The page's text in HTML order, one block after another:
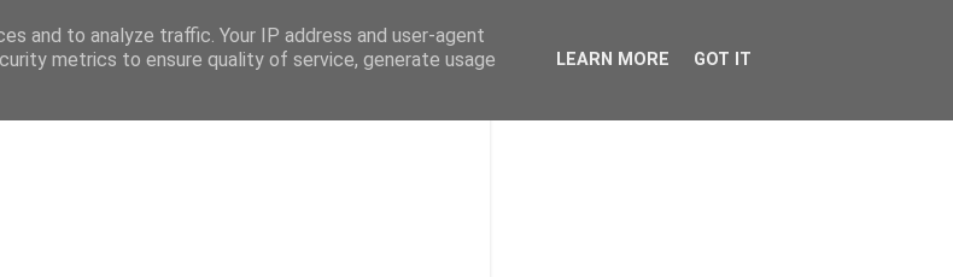
and to analyze traffic. Your IP address and user-agent
metrics to ensure quality of service, generate usage
LEARN MORE GOT IT